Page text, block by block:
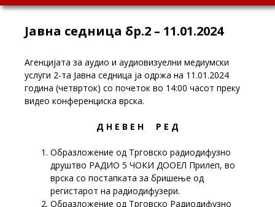
Јавна седница бр.2 – 11.01.2024
Агенцијата за аудио и аудиовизуелни медиумски
услуги 2-та Јавна седница ја одржа на 11.01.2024
година (четврток) со почеток во 14:00 часот преку
видео конференциска врска.
Д Н Е В Е Н Р Е Д
Образложение од Трговско радиодифузно
друштво РАДИО 5 ЧОКИ ДООЕЛ Прилеп, во
врска со постапката за бришење од
регистарот на радиодифузери.
Образложение од Трговско Радиодифузно